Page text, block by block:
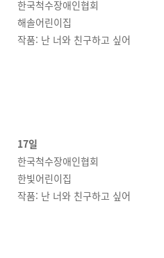
한국척수장애인협회
해솔어린이집
작품: 난 너와 친구하고 싶어
17일
한국척수장애인협회
한빛어린이집
작품: 난 너와 친구하고 싶어